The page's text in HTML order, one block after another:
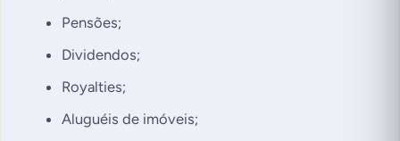
Pensões;
Dividendos;
Royalties;
Aluguéis de imóveis;